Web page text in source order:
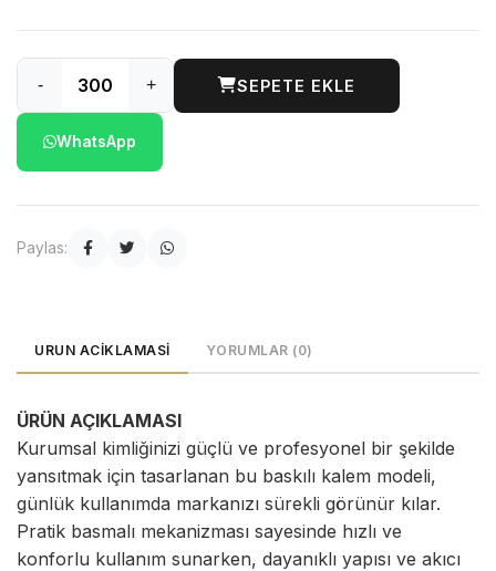
- + SEPETE EKLE
WhatsApp
Paylas:
URUN ACIKLAMASI YORUMLAR (0)
ÜRÜN AÇIKLAMASI
Kurumsal kimliğinizi güçlü ve profesyonel bir şekilde
yansıtmak için tasarlanan bu baskılı kalem modeli,
günlük kullanımda markanızı sürekli görünür kılar.
Pratik basmalı mekanizması sayesinde hızlı ve
konforlu kullanım sunarken, dayanıklı yapısı ve akıcı